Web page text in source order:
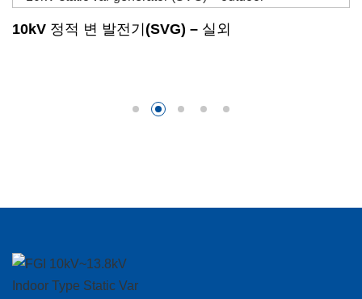
10kV 정적 변 발전기(SVG) – 실외